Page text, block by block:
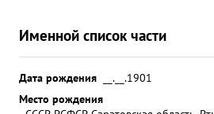
Именной список части
Дата рождения
__.__.1901
Место рождения